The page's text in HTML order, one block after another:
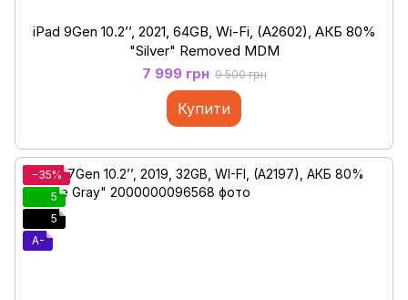
iPad 9Gen 10.2’’, 2021, 64GB, Wi-Fi, (A2602), АКБ 80%
"Silver" Removed MDM
7 999 грн 9 500 грн
Купити
−35%
5
5
A-